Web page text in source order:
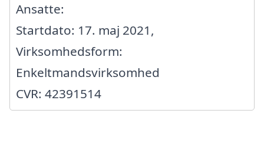
Ansatte:
Startdato: 17. maj 2021,
Virksomhedsform:
Enkeltmandsvirksomhed
CVR: 42391514